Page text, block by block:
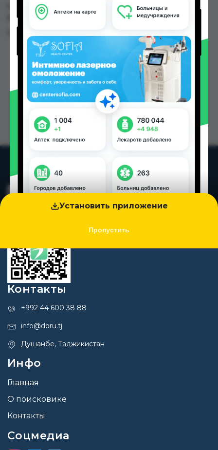
Установить приложение
Пропустить
цене от 90.00 TJS до 505.00 TJS в Душанбе и
других городах Таджикистана
Контакты
+992 44 600 38 88
info@doru.tj
Душанбе, Таджикистан
Инфо
Главная
О поисковике
Контакты
Соцмедиа